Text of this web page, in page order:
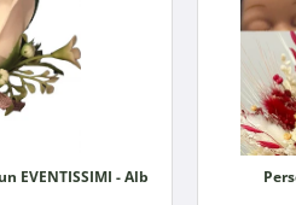
Cocarda Trandafir Sapun EVENTISSIMI - Alb